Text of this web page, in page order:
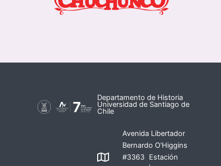
Departamento de Historia
Universidad de Santiago de
Chile
Avenida Libertador
Bernardo O'Higgins
#3363 Estación